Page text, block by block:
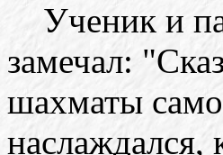
Ученик и
замечал:
шахматы
наслаждался,